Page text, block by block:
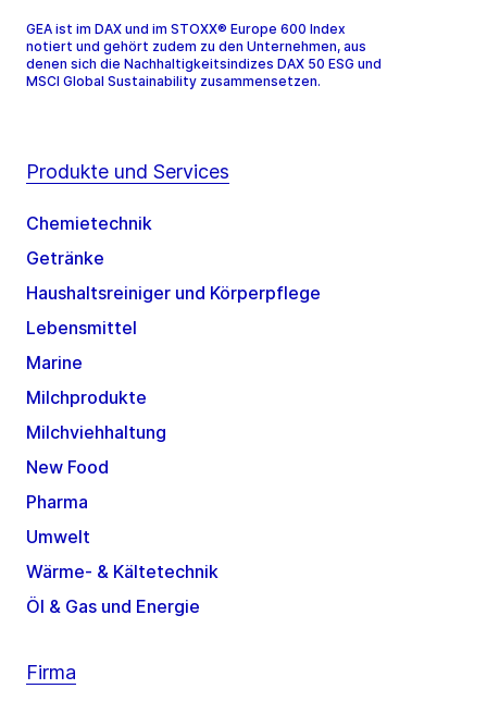
GEA ist im DAX und im STOXX® Europe 600 Index
notiert und gehört zudem zu den Unternehmen, aus
denen sich die Nachhaltigkeitsindizes DAX 50 ESG und
MSCI Global Sustainability zusammensetzen.
Produkte und Services
Chemietechnik
Getränke
Haushaltsreiniger und Körperpflege
Lebensmittel
Marine
Milchprodukte
Milchviehhaltung
New Food
Pharma
Umwelt
Wärme- & Kältetechnik
Öl & Gas und Energie
Firma